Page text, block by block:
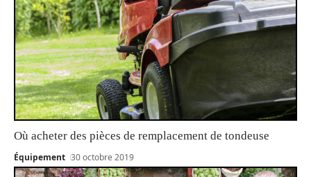
Où acheter des pièces de remplacement de tondeuse
Équipement 30 octobre 2019